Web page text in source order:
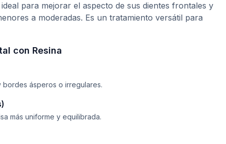
para mejorar el aspecto de sus dientes frontales y
a moderadas. Es un tratamiento versátil para
con Resina
bordes ásperos o irregulares.
más uniforme y equilibrada.